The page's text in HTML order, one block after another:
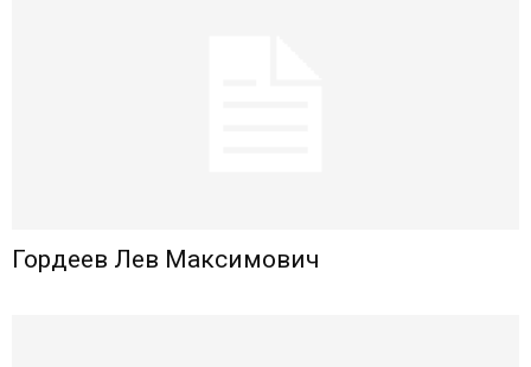
Гордеев Лев Максимович